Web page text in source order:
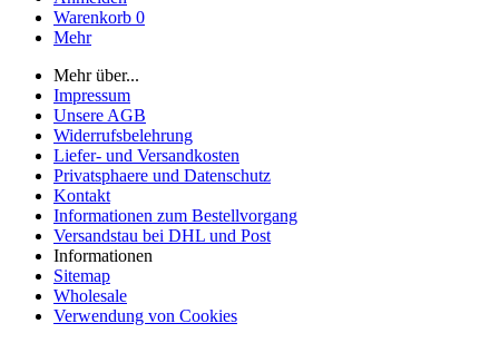
Warenkorb 0
Mehr
Mehr über...
Impressum
Unsere AGB
Widerrufsbelehrung
Liefer- und Versandkosten
Privatsphaere und Datenschutz
Kontakt
Informationen zum Bestellvorgang
Versandstau bei DHL und Post
Informationen
Sitemap
Wholesale
Verwendung von Cookies